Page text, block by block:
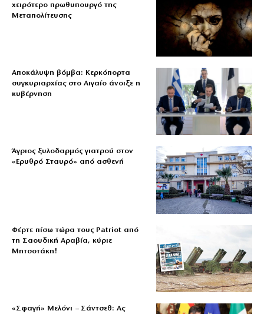
χειρότερο πρωθυπουργό της
Μεταπολίτευσης
Αποκάλυψη βόμβα: Κερκόπορτα
συγκυριαρχίας στο Αιγαίο άνοιξε η
κυβέρνηση
Άγριος ξυλοδαρμός γιατρού στον
«Ερυθρό Σταυρό» από ασθενή
Φέρτε πίσω τώρα τους Patriot από
τη Σαουδική Αραβία, κύριε
Μητσοτάκη!
«Σφαγή» Μελόνι – Σάντσεθ: Ας